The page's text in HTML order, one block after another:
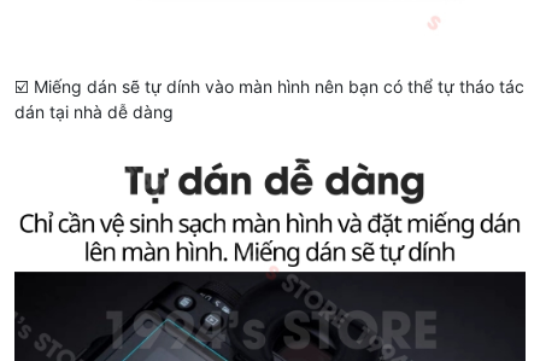
☑️ Miếng dán sẽ tự dính vào màn hình nên bạn có thể tự tháo tác
dán tại nhà dễ dàng